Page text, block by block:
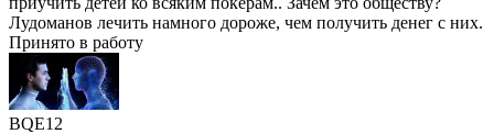
Лудоманов лечить намного дороже, чем получить денег с них.
Принято в работу
BQE12